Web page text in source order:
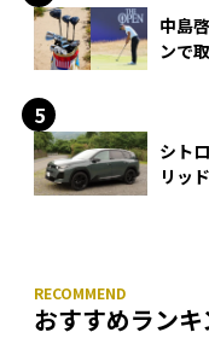
中島
ンで
シト
リッ
おすすめラン